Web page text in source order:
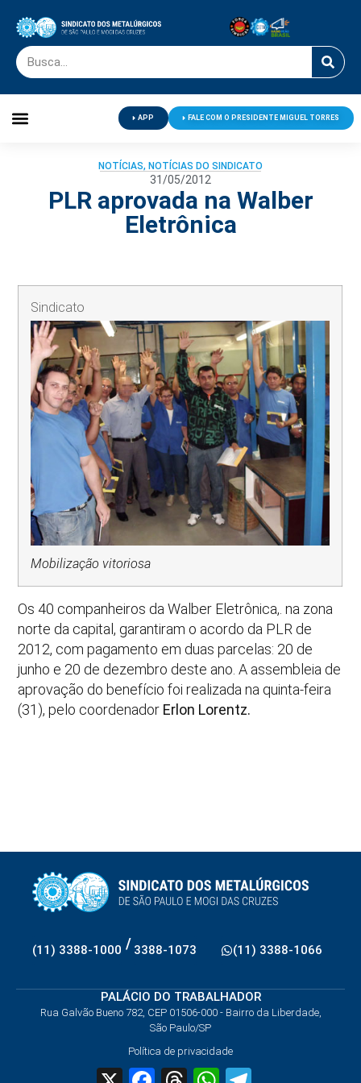
APP FALE COM O PRESIDENTE MIGUEL TORRES
NOTÍCIAS, NOTÍCIAS DO SINDICATO
31/05/2012
PLR aprovada na Walber
Eletrônica
Sindicato
Mobilização vitoriosa
Os 40 companheiros da Walber Eletrônica,. na zona
norte da capital, garantiram o acordo da PLR de
2012, com pagamento em duas parcelas: 20 de
junho e 20 de dezembro deste ano. A assembleia de
aprovação do benefício foi realizada na quinta-feira
(31), pelo coordenador Erlon Lorentz.
(11) 3388-1000 / 3388-1073 (11) 3388-1066
PALÁCIO DO TRABALHADOR
Rua Galvão Bueno 782, CEP 01506-000 - Bairro da Liberdade,
São Paulo/SP
Política de privacidade
X FacebookThreadsWhatsApp